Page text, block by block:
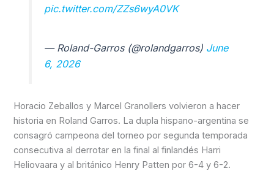
pic.twitter.com/ZZs6wyA0VK
— Roland-Garros (@rolandgarros) June
6, 2026
Horacio Zeballos y Marcel Granollers volvieron a hacer
historia en Roland Garros. La dupla hispano-argentina se
consagró campeona del torneo por segunda temporada
consecutiva al derrotar en la final al finlandés Harri
Heliovaara y al británico Henry Patten por 6-4 y 6-2.